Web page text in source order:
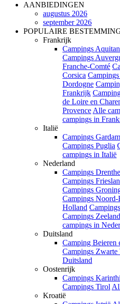
AANBIEDINGEN
augustus 2026
september 2026
POPULAIRE
Frankrijk
Campings
Campings
Franche-Comté
Corsica
Dordogne
Frankrijk
de Loire en
Provence Alle
campings in
Italië
Campings
Campings Puglia
campings in Italië
Nederland
Campings Drenthe
Campings
Campings
Campings Noord-
Holland
Campings Zeeland
campings in
Duitsland
Camping Beieren
Campings Zwarte
Duitsland
Oostenrijk
Campings
Campings Tirol
Kroatië